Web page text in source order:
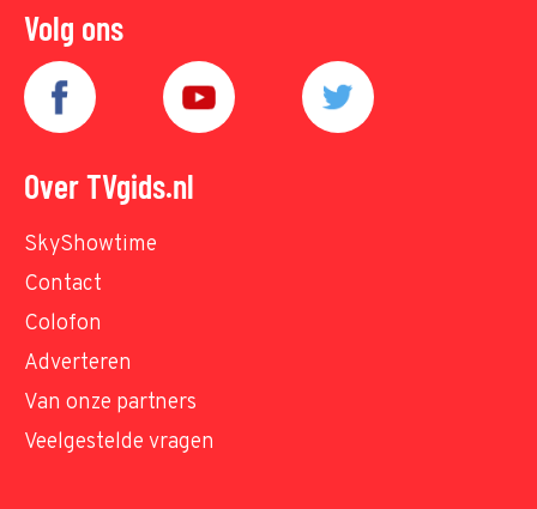
Volg ons
Over TVgids.nl
SkyShowtime
Contact
Colofon
Adverteren
Van onze partners
Veelgestelde vragen